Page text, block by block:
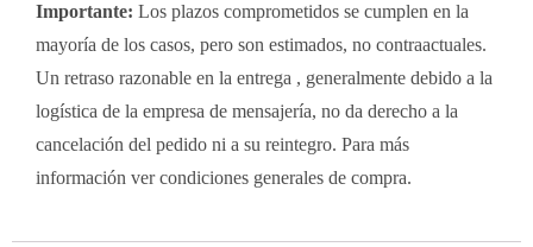
Importante: Los plazos comprometidos se cumplen en la
mayoría de los casos, pero son estimados, no contraactuales.
Un retraso razonable en la entrega , generalmente debido a la
logística de la empresa de mensajería, no da derecho a la
cancelación del pedido ni a su reintegro. Para más
información ver condiciones generales de compra.